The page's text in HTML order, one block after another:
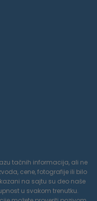
tačnih informacija, ali ne
cene, fotografije ili bilo
na sajtu su deo naše
u svakom trenutku.